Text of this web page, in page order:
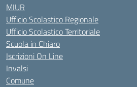
MIUR
Ufficio Scolastico Regionale
Ufficio Scolastico Territoriale
Scuola in Chiaro
Iscrizioni On Line
Invalsi
Comune